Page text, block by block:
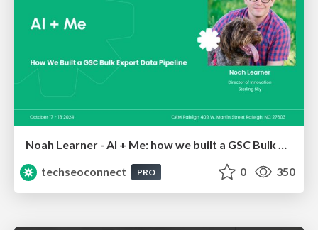
techseoconnect
PRO 0 350